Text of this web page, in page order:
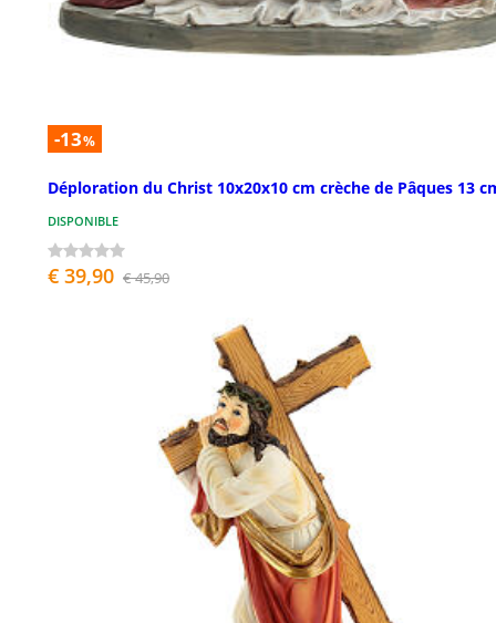
-13%
Déploration du Christ 10x20x10 cm crèche de Pâques 13
DISPONIBLE
€ 39,90 € 45,90